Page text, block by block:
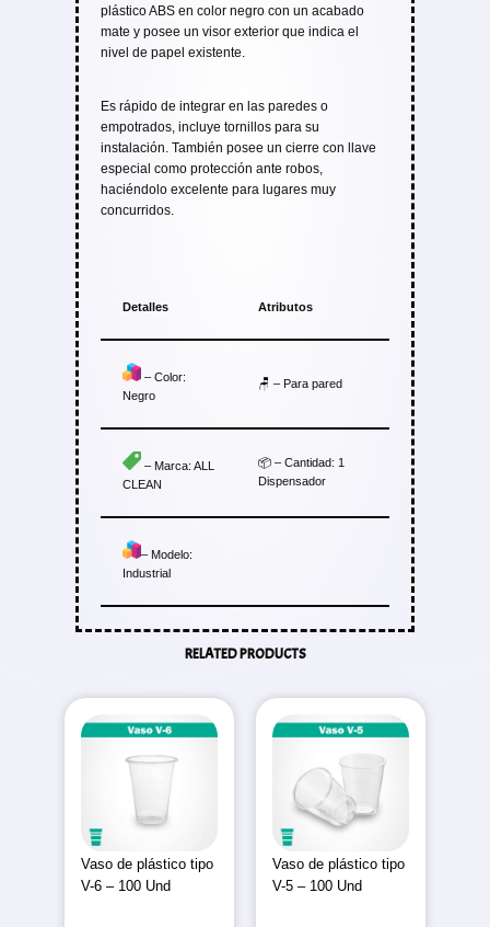
plástico ABS en color negro con un acabado
mate y posee un visor exterior que indica el
nivel de papel existente.
Es rápido de integrar en las paredes o
empotrados, incluye tornillos para su
instalación. También posee un cierre con llave
especial como protección ante robos,
haciéndolo excelente para lugares muy
concurridos.
Detalles Atributos
– Color:
Negro
🪑 – Para pared
– Marca: ALL
CLEAN
📦 – Cantidad: 1
Dispensador
– Modelo:
Industrial
RELATED PRODUCTS
Vaso de plástico tipo
V-6 – 100 Und
Vaso de plástico tipo
V-5 – 100 Und